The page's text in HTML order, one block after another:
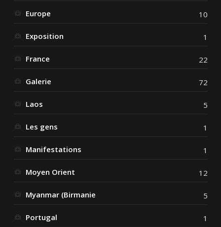
Europe 10
Exposition 1
France 22
Galerie 72
Laos 5
Les gens 1
Manifestations 1
Moyen Orient 12
Myanmar (Birmanie 5
Portugal 1